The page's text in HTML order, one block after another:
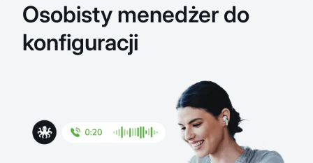
Osobisty menedżer do
konfiguracji